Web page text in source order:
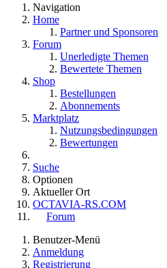
Navigation
Home
Partner und Sponsoren
Forum
Unerledigte Themen
Bewertete Themen
Shop
Bestellungen
Abonnements
Marktplatz
Nutzungsbedingungen
Bewertungen
Suche
Optionen
Aktueller Ort
OCTAVIA-RS.COM
Forum
Benutzer-Menü
Anmeldung
Registrierung